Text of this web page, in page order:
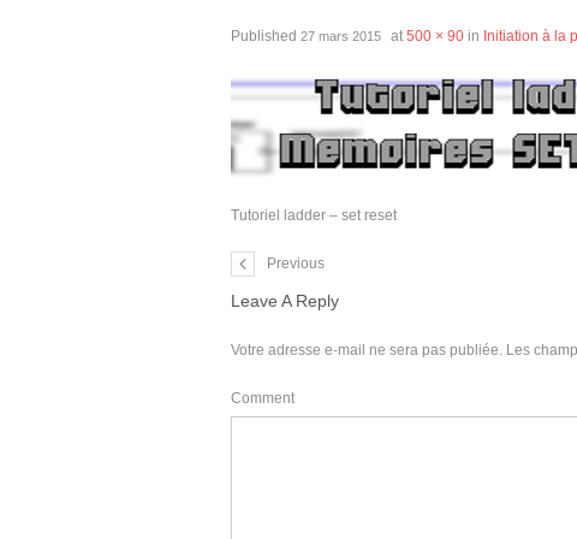
Published 27 mars 2015 at 500 × 90 in Initiation à la
Tutoriel ladder – set reset
Previous
Leave A Reply
Votre adresse e-mail ne sera pas publiée. Les
Comment